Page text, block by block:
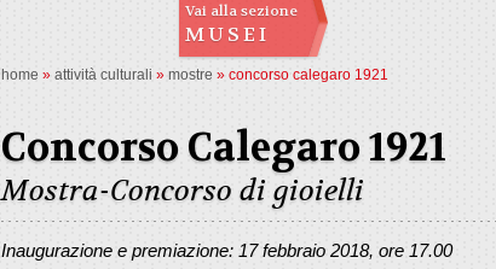
Vai alla sezione
MUSEI
home » attività culturali » mostre » concorso calegaro 1921
Concorso Calegaro 1921
Mostra-Concorso di gioielli
Inaugurazione e premiazione: 17 febbraio 2018, ore 17.00